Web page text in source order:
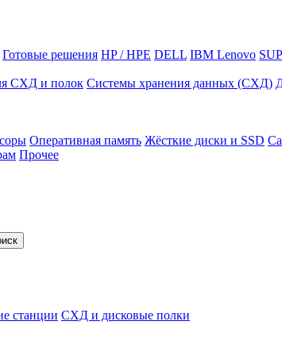
Готовые решения HP / HPE DELL IBM Lenovo
СХД и полок Системы хранения данных (СХД)
Оперативная память Жёсткие диски и SSD
Прочее
станции СХД и дисковые полки